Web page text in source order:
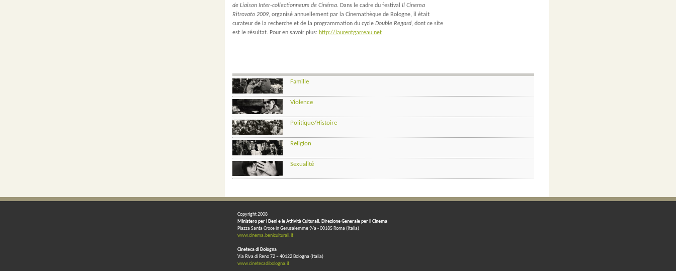
de Liaison Inter-collectionneurs de Cinéma. Dans le cadre du festival Il Cinema
Ritrovato 2009, organisé annuellement par la Cinemathèque de Bologne, il était
curateur de la recherche et de la programmation du cycle Double Regard, dont ce site
est le résultat. Pour en savoir plus: http://laurentgarreau.net
Famille
Violence
Politique/Histoire
Religion
Sexualité
Copyright 2008
Ministero per i Beni e le Attività Culturali. Direzione Generale per il Cinema
Piazza Santa Croce in Gerusalemme 9/a - 00185 Roma (Italia)
www.cinema.beniculturali.it
Cineteca di Bologna
Via Riva di Reno 72 – 40122 Bologna (Italia)
www.cinetecadibologna.it